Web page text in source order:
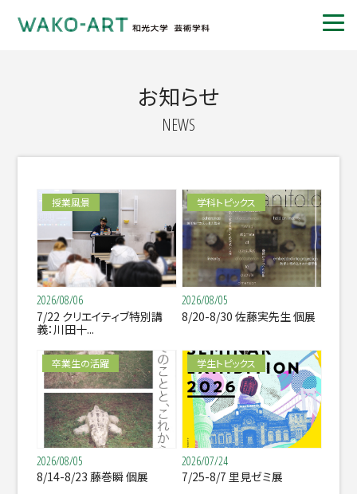
お知らせ
NEWS
授業風景
2026/08/06
7/22 クリエイティブ特別講
義：川田十...
学科トピックス
2026/08/05
8/20-8/30 佐藤実先生 個展
卒業生の活躍
2026/08/05
8/14-8/23 藤巻瞬 個展
学生トピックス
2026/07/24
7/25-8/7 里見ゼミ展